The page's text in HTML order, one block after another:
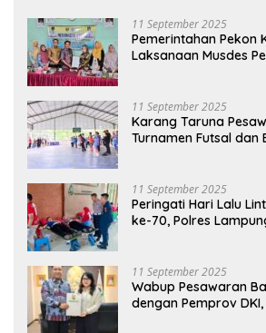
11 September 2025
Pemerintahan Pekon
Laksanaan Musdes
11 September 2025
Karang Taruna
Turnamen Futsal dan
11 September 2025
Peringati Hari Lalu
ke-70, Polres
11 September 2025
Wabup Pesawaran
dengan Pemprov